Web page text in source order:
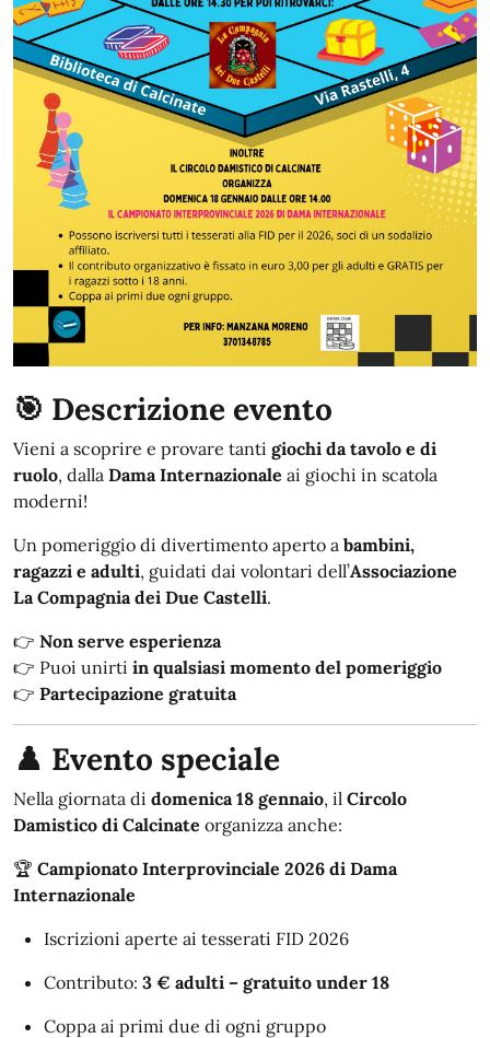
🎯 Descrizione evento
Vieni a scoprire e provare tanti giochi da tavolo e di
ruolo, dalla Dama Internazionale ai giochi in scatola
moderni!
Un pomeriggio di divertimento aperto a bambini,
ragazzi e adulti, guidati dai volontari dell’Associazione
La Compagnia dei Due Castelli.
👉 Non serve esperienza
👉 Puoi unirti in qualsiasi momento del pomeriggio
👉 Partecipazione gratuita
♟️ Evento speciale
Nella giornata di domenica 18 gennaio, il Circolo
Damistico di Calcinate organizza anche:
🏆 Campionato Interprovinciale 2026 di Dama
Internazionale
Iscrizioni aperte ai tesserati FID 2026
Contributo: 3 € adulti – gratuito under 18
Coppa ai primi due di ogni gruppo